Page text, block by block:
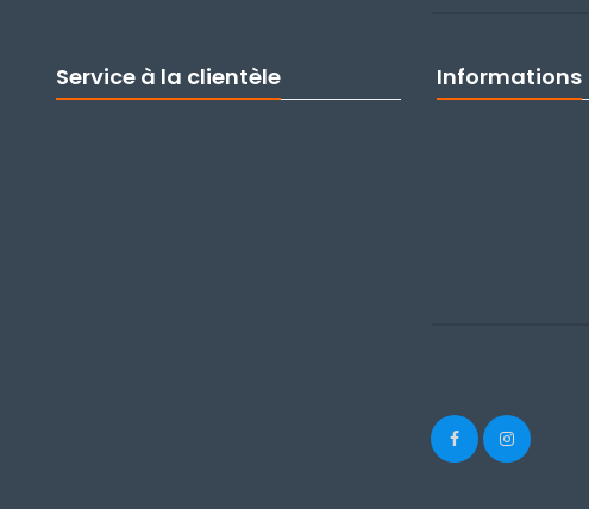
Service à la clientèle Informations